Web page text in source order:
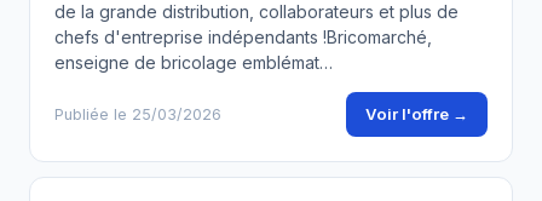
de la grande distribution, collaborateurs et plus de
chefs d'entreprise indépendants !Bricomarché,
enseigne de bricolage emblémat…
Publiée le 25/03/2026 Voir l'offre →